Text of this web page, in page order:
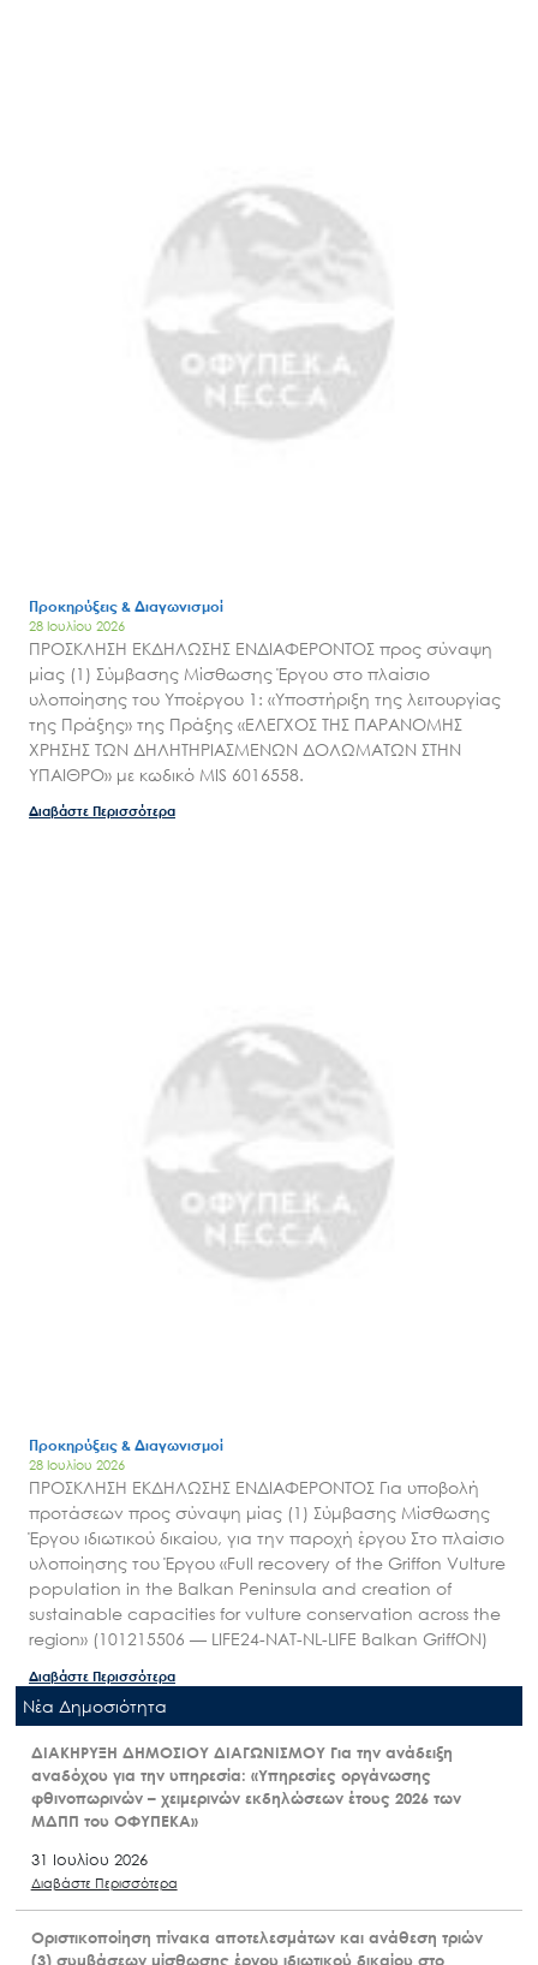
Προκηρύξεις & Διαγωνισμοί
28 Ιουλίου 2026
ΠΡΟΣΚΛΗΣΗ ΕΚΔΗΛΩΣΗΣ ΕΝΔΙΑΦΕΡΟΝΤΟΣ προς σύναψη
μίας (1) Σύμβασης Μίσθωσης Έργου στο πλαίσιο
υλοποίησης του Υποέργου 1: «Υποστήριξη της λειτουργίας
της Πράξης» της Πράξης «ΕΛΕΓΧΟΣ ΤΗΣ ΠΑΡΑΝΟΜΗΣ
ΧΡΗΣΗΣ ΤΩΝ ΔΗΛΗΤΗΡΙΑΣΜΕΝΩΝ ΔΟΛΩΜΑΤΩΝ ΣΤΗΝ
ΥΠΑΙΘΡΟ» με κωδικό MIS 6016558.
Διαβάστε Περισσότερα
Προκηρύξεις & Διαγωνισμοί
28 Ιουλίου 2026
ΠΡΟΣΚΛΗΣΗ ΕΚΔΗΛΩΣΗΣ ΕΝΔΙΑΦΕΡΟΝΤΟΣ Για υποβολή
προτάσεων προς σύναψη μίας (1) Σύμβασης Μίσθωσης
Έργου ιδιωτικού δικαίου, για την παροχή έργου Στο πλαίσιο
υλοποίησης του Έργου «Full recovery of the Griffon Vulture
population in the Balkan Peninsula and creation of
sustainable capacities for vulture conservation across the
region» (101215506 — LIFE24-NAT-NL-LIFE Balkan GriffON)
Διαβάστε Περισσότερα
Nέα Δημοσιότητα
ΔΙΑΚΗΡΥΞΗ ΔΗΜΟΣΙΟΥ ΔΙΑΓΩΝΙΣΜΟΥ Για την ανάδειξη
αναδόχου για την υπηρεσία: «Υπηρεσίες οργάνωσης
φθινοπωρινών – χειμερινών εκδηλώσεων έτους 2026 των
ΜΔΠΠ του ΟΦΥΠΕΚΑ»
31 Ιουλίου 2026
Διαβάστε Περισσότερα
Οριστικοποίηση πίνακα αποτελεσμάτων και ανάθεση τριών
(3) συμβάσεων μίσθωσης έργου ιδιωτικού δικαίου στο